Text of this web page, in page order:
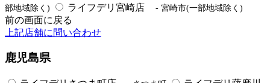
部地域除く)
ライフデリ宮崎店 - 宮崎市(一部地域除く)
前の画面に戻る
上記店舗に問い合わせ
鹿児島県